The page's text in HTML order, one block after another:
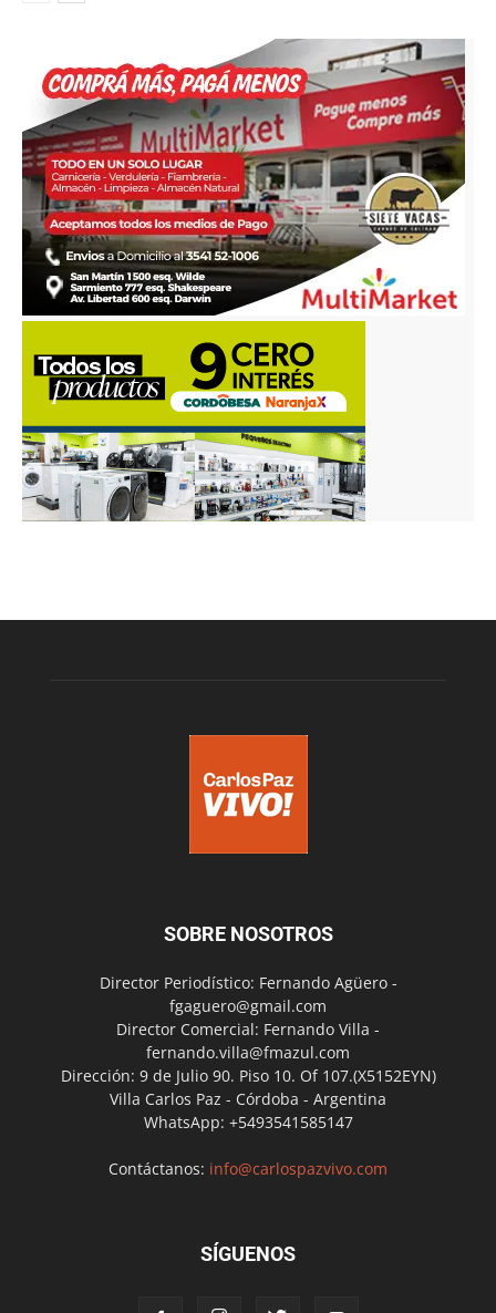
SOBRE NOSOTROS
Director Periodístico: Fernando Agüero -
fgaguero@gmail.com
Director Comercial: Fernando Villa -
fernando.villa@fmazul.com
Dirección: 9 de Julio 90. Piso 10. Of 107.(X5152EYN)
Villa Carlos Paz - Córdoba - Argentina
WhatsApp: +5493541585147
Contáctanos: info@carlospazvivo.com
SÍGUENOS